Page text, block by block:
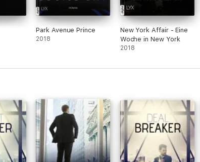
Park Avenue Prince
2018
New York Affair - Eine
Woche in New York
2018